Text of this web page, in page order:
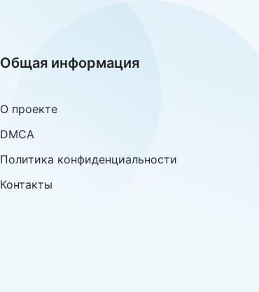
Общая информация
О проекте
DMCA
Политика конфиденциальности
Контакты